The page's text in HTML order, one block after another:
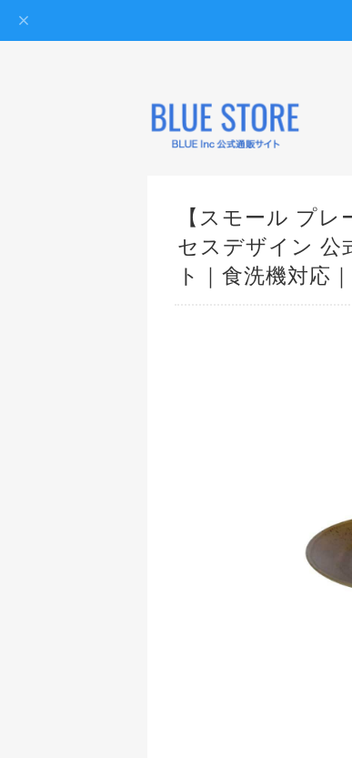
【スモール プ
セスデザイン 公
ト｜食洗機対応